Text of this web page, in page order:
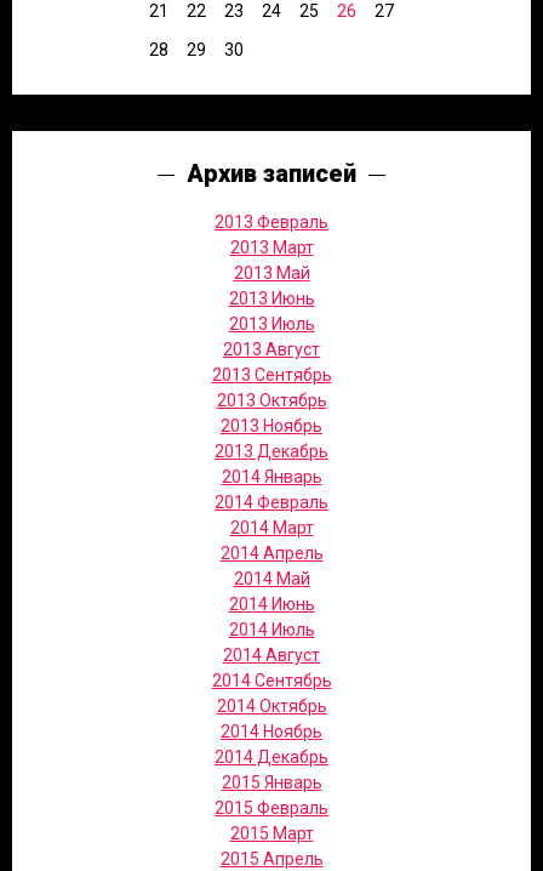
21
22 23 24 25 26
27
28
29 30
Архив записей
2013 Февраль
2013 Март
2013 Май
2013 Июнь
2013 Июль
2013 Август
2013 Сентябрь
2013 Октябрь
2013 Ноябрь
2013 Декабрь
2014 Январь
2014 Февраль
2014 Март
2014 Апрель
2014 Май
2014 Июнь
2014 Июль
2014 Август
2014 Сентябрь
2014 Октябрь
2014 Ноябрь
2014 Декабрь
2015 Январь
2015 Февраль
2015 Март
2015 Апрель